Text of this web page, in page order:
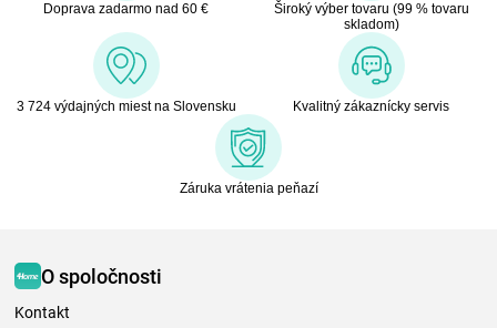
Doprava zadarmo nad 60 €
Široký výber tovaru (99 % tovaru
skladom)
3 724 výdajných miest na Slovensku Kvalitný zákaznícky servis
Záruka vrátenia peňazí
O spoločnosti
Kontakt